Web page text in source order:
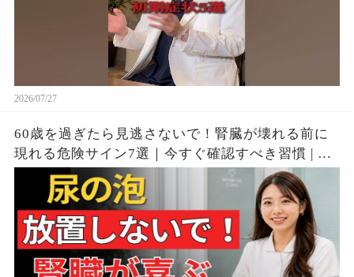
2026/07/27
60歳を過ぎたら見逃さないで！腎臓が壊れる前に
現れる危険サイン7選｜今すぐ確認すべき習慣 | シ
ニア向け